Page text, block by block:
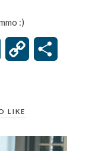
:)
Pinterest Copy
LIKE